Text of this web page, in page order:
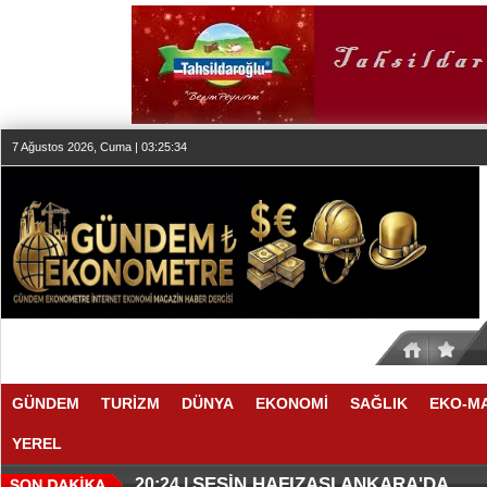
7 Ağustos 2026, Cuma | 03:25:34
GÜNDEM TURİZM DÜNYA EKONOMİ SAĞLIK EKO-
YEREL